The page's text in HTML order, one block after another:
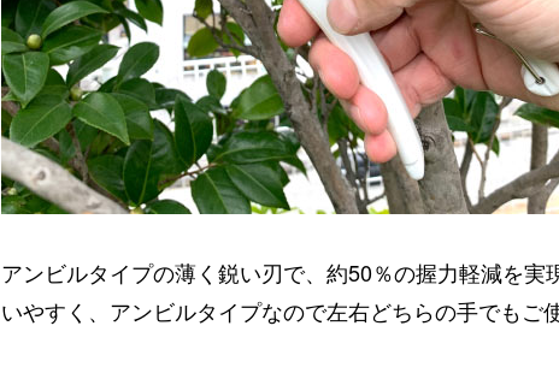
アンビルタイプの薄く鋭い刃で、約50％の握力軽減を実
いやすく、アンビルタイプなので左右どちらの手でもご